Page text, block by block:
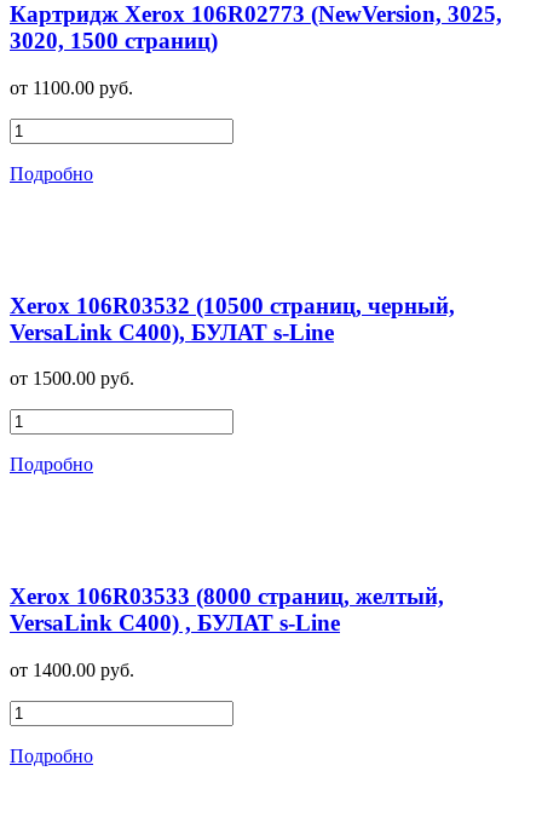
Картридж Xerox 106R02773 (NewVersion, 3025,
3020, 1500 страниц)
от 1100.00 руб.
Подробно
Xerox 106R03532 (10500 страниц, черный,
VersaLink C400), БУЛАТ s-Line
от 1500.00 руб.
Подробно
Xerox 106R03533 (8000 страниц, желтый,
VersaLink C400) , БУЛАТ s-Line
от 1400.00 руб.
Подробно